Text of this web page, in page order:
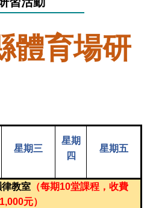
體育場研
星期三
星期
四
星期五
教室（每期10堂課程，收費
1,000元）